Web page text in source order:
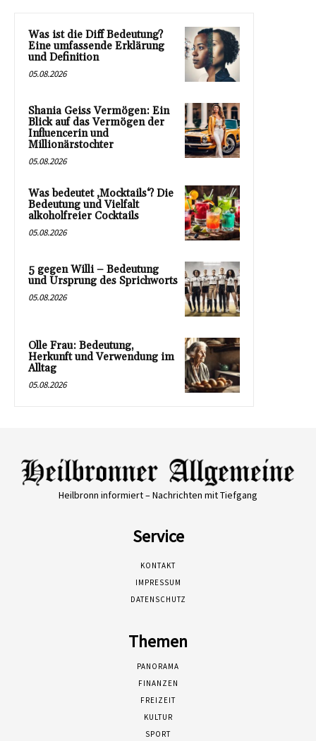
Was ist die Diff Bedeutung?
Eine umfassende Erklärung
und Definition
05.08.2026
Shania Geiss Vermögen: Ein
Blick auf das Vermögen der
Influencerin und
Millionärstochter
05.08.2026
Was bedeutet ‚Mocktails‘? Die
Bedeutung und Vielfalt
alkoholfreier Cocktails
05.08.2026
5 gegen Willi – Bedeutung
und Ursprung des Sprichworts
05.08.2026
Olle Frau: Bedeutung,
Herkunft und Verwendung im
Alltag
05.08.2026
Heilbronn informiert – Nachrichten mit Tiefgang
Service
KONTAKT
IMPRESSUM
DATENSCHUTZ
Themen
PANORAMA
FINANZEN
FREIZEIT
KULTUR
SPORT